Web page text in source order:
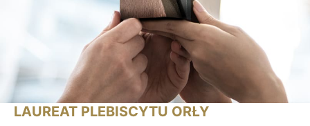
LAUREAT PLEBISCYTU ORŁY